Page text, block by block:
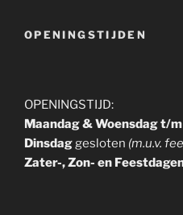
OPENINGSTIJDEN
OPENINGSTIJD:
Maandag & Woensdag t/
Dinsdaggesloten (m.u.v.
Zater-, Zon- en